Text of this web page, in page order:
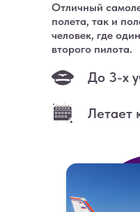
Летает
До 3-х
Отличный
полета, так и
человек, где
второго пилота.